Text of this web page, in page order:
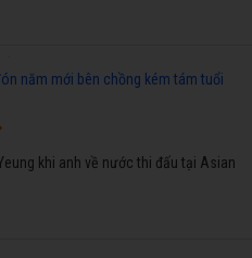
năm mới bên chồng kém tám tuổi
khi anh về nước thi đấu tại Asian